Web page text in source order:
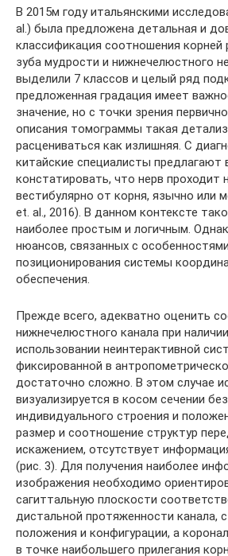
В 2015м году итальянскими
al.) была предложена детальная и
классификация соотношения корней
зуба мудрости и нижнечелюстного
выделили 7 классов и целый ряд
предложенная градация имеет
значение, но с точки зрения
описания томограммы такая
расцениваться как излишняя. С
китайские специалисты предлагают
констатировать, что нерв проходит
вестибулярно от корня, язычно или
et. al., 2016). В данном контексте
наиболее простым и логичным.
нюансов, связанных с
позиционирования системы
обеспечения.
Прежде всего, адекватно оценить
нижнечелюстного канала при
использовании неинтерактивной
фиксированной в
достаточно сложно. В этом случае
визуализируется в косом сечении
индивидуального строения и
размер и соотношение структур
искажением, отсутствует
(рис. 3). Для получения наиболее
изображения необходимо
сагиттальную плоскости
дистальной протяженности канала,
положения и конфигурации, а
в точке наибольшего прилегания